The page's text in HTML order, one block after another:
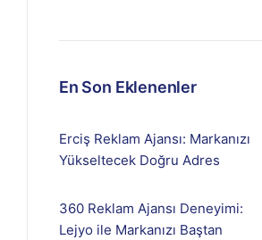
En Son Eklenenler
Erciş Reklam Ajansı: Markanızı
Yükseltecek Doğru Adres
360 Reklam Ajansı Deneyimi:
Lejyo ile Markanızı Baştan